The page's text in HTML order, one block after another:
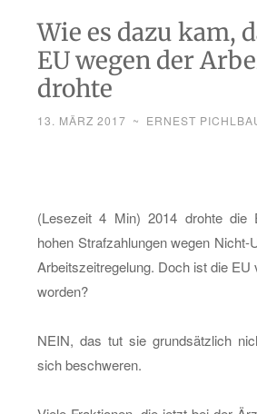
Wie es dazu kam,
EU wegen der
drohte
13. MÄRZ 2017 ~ ERNEST
(Le­se­zeit 4 Min) 2014 droh­te die
hohen Straf­zah­lun­gen wegen
Ar­beits­zeit­re­ge­lung. Doch ist die
wor­den?
NEIN, das tut sie grund­sätz­lich
sich be­schwe­ren.